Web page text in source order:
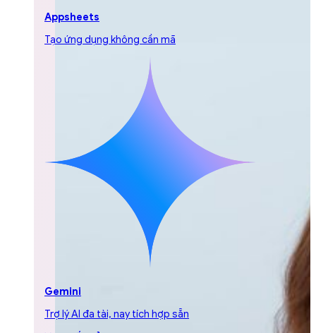
Appsheets
Tạo ứng dụng không cần mã
Gemini
Trợ lý AI đa tài, nay tích hợp sẵn